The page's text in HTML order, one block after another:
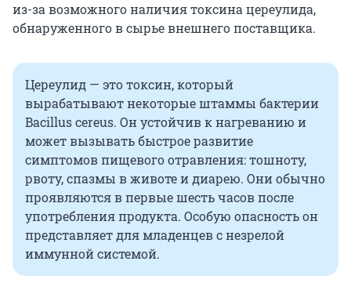
из-за возможного наличия токсина цереулида,
обнаруженного в сырье внешнего поставщика.
Цереулид — это токсин, который
вырабатывают некоторые штаммы бактерии
Bacillus cereus. Он устойчив к нагреванию и
может вызывать быстрое развитие
симптомов пищевого отравления: тошноту,
рвоту, спазмы в животе и диарею. Они обычно
проявляются в первые шесть часов после
употребления продукта. Особую опасность он
представляет для младенцев с незрелой
иммунной системой.